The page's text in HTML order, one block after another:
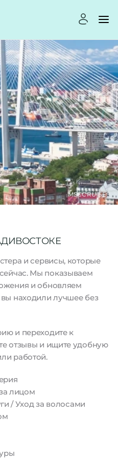
MSCCRUISES
и сервисы, которые
Мы показываем
и обновляем
находили лучшее без
и переходите к
отзывы и ищите удобную
работой.
лицом
/ Уход за волосами